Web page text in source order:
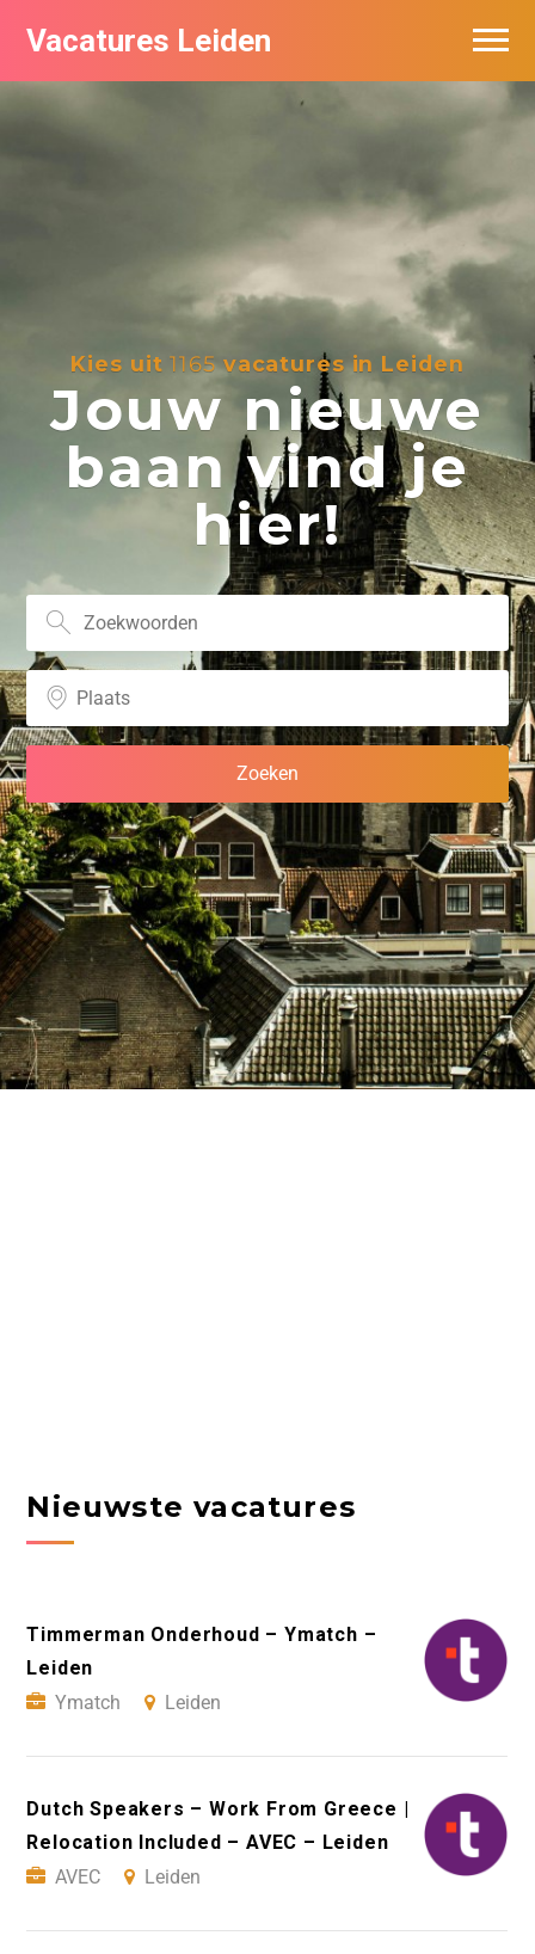
Vacatures Leiden
Kies uit1165vacatures in Leiden
Jouw nieuwe
baan vind je
hier!
Nieuwste vacatures
Timmerman Onderhoud – Ymatch –
Leiden
Ymatch
Leiden
Dutch Speakers – Work From Greece |
Relocation Included – AVEC – Leiden
AVEC
Leiden
Vacatures per bedrijf